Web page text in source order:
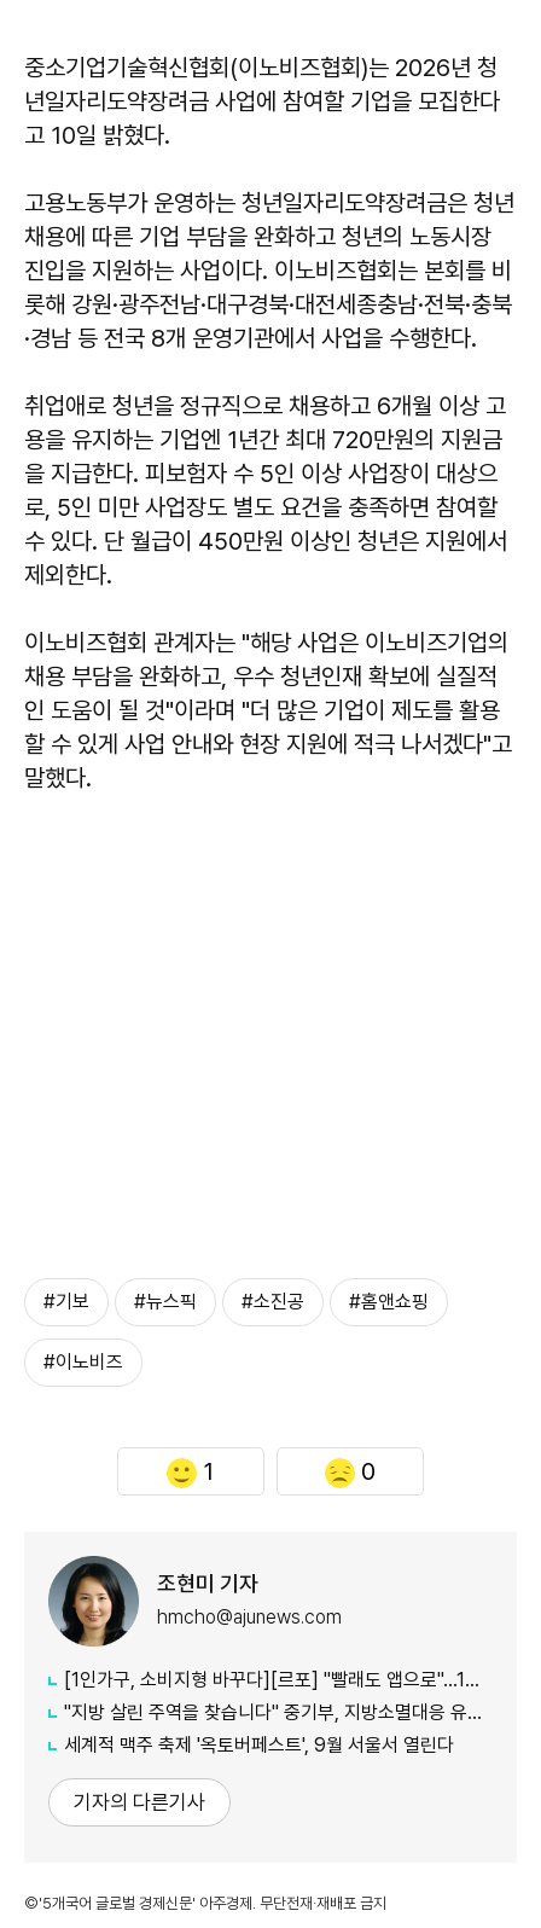
중소기업기술혁신협회(이노비즈협회)는 2026년 청
년일자리도약장려금 사업에 참여할 기업을 모집한다
고 10일 밝혔다.
고용노동부가 운영하는 청년일자리도약장려금은 청년
채용에 따른 기업 부담을 완화하고 청년의 노동시장
진입을 지원하는 사업이다. 이노비즈협회는 본회를 비
롯해 강원·광주전남·대구경북·대전세종충남·전북·충북
·경남 등 전국 8개 운영기관에서 사업을 수행한다.
취업애로 청년을 정규직으로 채용하고 6개월 이상 고
용을 유지하는 기업엔 1년간 최대 720만원의 지원금
을 지급한다. 피보험자 수 5인 이상 사업장이 대상으
로, 5인 미만 사업장도 별도 요건을 충족하면 참여할
수 있다. 단 월급이 450만원 이상인 청년은 지원에서
제외한다.
이노비즈협회 관계자는 "해당 사업은 이노비즈기업의
채용 부담을 완화하고, 우수 청년인재 확보에 실질적
인 도움이 될 것"이라며 "더 많은 기업이 제도를 활용
할 수 있게 사업 안내와 현장 지원에 적극 나서겠다"고
말했다.
#기보 #뉴스픽 #소진공 #홈앤쇼핑
#이노비즈
1 0
조현미 기자
hmcho@ajunews.com
[1인가구, 소비지형 바꾸다][르포] "빨래도 앱으로"…1인가구 사로잡은 '비대면 세탁공장'
"지방 살린 주역을 찾습니다" 중기부, 지방소멸대응 유공자 모집
세계적 맥주 축제 '옥토버페스트', 9월 서울서 열린다
기자의 다른기사
©'5개국어 글로벌 경제신문' 아주경제. 무단전재·재배포 금지